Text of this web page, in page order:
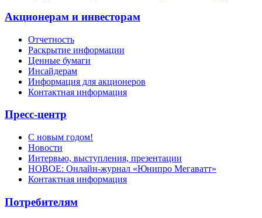
Акционерам и инвесторам
Отчетность
Раскрытие информации
Ценные бумаги
Инсайдерам
Информация для акционеров
Контактная информация
Пресс-центр
С новым годом!
Новости
Интервью, выступления, презентации
НОВОЕ: Онлайн-журнал «Юнипро Мегаватт»
Контактная информация
Потребителям